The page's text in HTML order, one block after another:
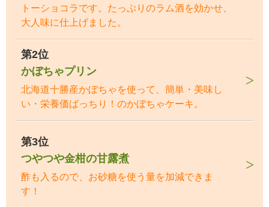
トーショコラです。たっぷりのラム酒を効かせ、
大人味に仕上げました。
第2位
かぼちゃプリン
北海道十勝産かぼちゃを使って、簡単・美味し
い・栄養価ばっちり！のかぼちゃケーキ。
第3位
つやつや金柑の甘露煮
酢も入るので、お砂糖を使う量を加減できま
す！